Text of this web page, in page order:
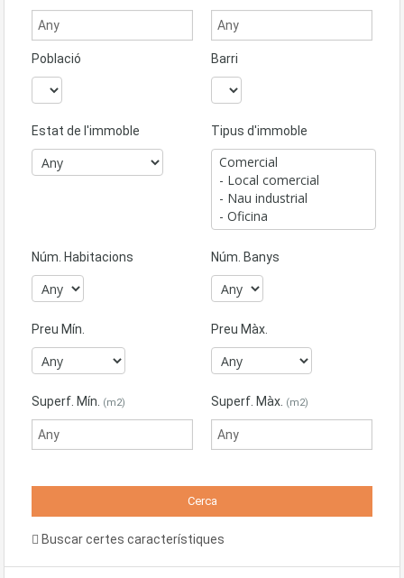
Població Barri
Estat de l'immoble Tipus d'immoble
Núm. Habitacions Núm. Banys
Preu Mín. Preu Màx.
Superf. Mín. (m2) Superf. Màx. (m2)
Buscar certes característiques